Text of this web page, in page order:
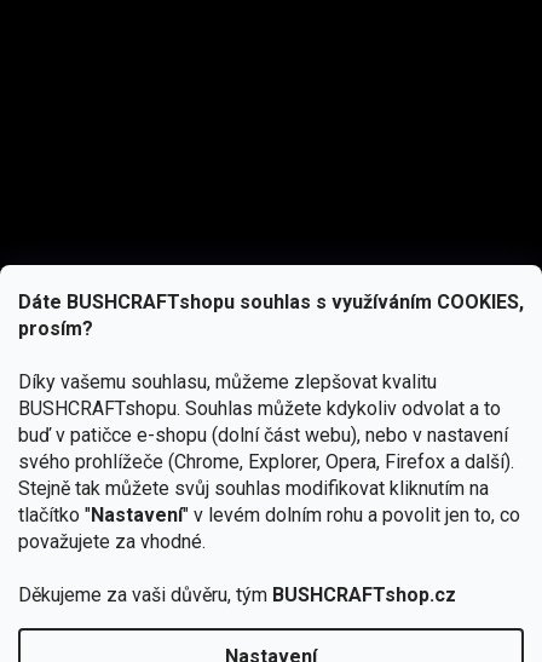
Dáte BUSHCRAFTshopu souhlas s využíváním COOKIES,
prosím?
Díky vašemu souhlasu, můžeme zlepšovat kvalitu
BUSHCRAFTshopu. Souhlas můžete kdykoliv odvolat a to
buď v patičce e-shopu (dolní část webu), nebo v nastavení
svého prohlížeče (Chrome, Explorer, Opera, Firefox a další).
Stejně tak můžete svůj souhlas modifikovat kliknutím na
tlačítko "Nastavení" v levém dolním rohu a povolit jen to, co
považujete za vhodné.
Děkujeme za vaši důvěru, tým BUSHCRAFTshop.cz
Nastavení
podmínkami ochrany osobních údajů